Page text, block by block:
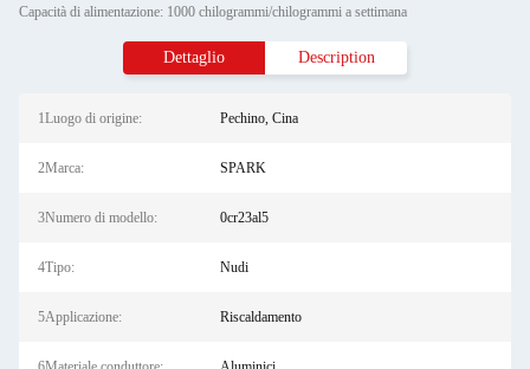
Capacità di alimentazione: 1000 chilogrammi/chilogrammi a settimana
Dettaglio Description
1Luogo di origine: Pechino, Cina
2Marca: SPARK
3Numero di modello: 0cr23al5
4Tipo: Nudi
5Applicazione: Riscaldamento